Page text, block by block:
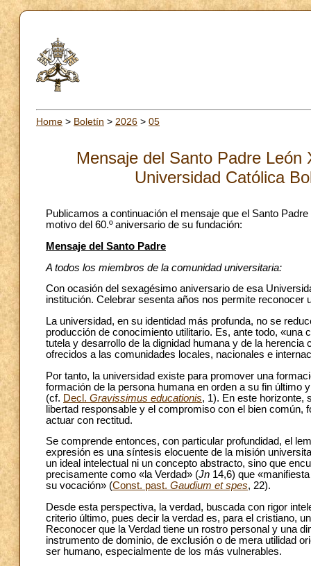
Home > Boletín > 2026 > 05
Mensaje del Santo Padre León
Universidad Católica
Publicamos a continuación el mensaje que el Santo
motivo del 60.º aniversario de su fundación:
Mensaje del Santo Padre
A todos los miembros de la comunidad universitaria:
Con ocasión del sexagésimo aniversario de esa
institución. Celebrar sesenta años nos permite
La universidad, en su identidad más profunda, no se
producción de conocimiento utilitario. Es, ante todo,
tutela y desarrollo de la dignidad humana y de la
ofrecidos a las comunidades locales, nacionales e
Por tanto, la universidad existe para promover una
formación de la persona humana en orden a su fin último
(cf. Decl. Gravissimus educationis, 1). En este horizonte,
libertad responsable y el compromiso con el bien
actuar con rectitud.
Se comprende entonces, con particular profundidad, el
expresión es una síntesis elocuente de la misión
un ideal intelectual ni un concepto abstracto, sino que
precisamente como «la Verdad» (Jn 14,6) que
su vocación» (Const. past. Gaudium et spes, 22).
Desde esta perspectiva, la verdad, buscada con rigor
criterio último, pues decir la verdad es, para el cristiano,
Reconocer que la Verdad tiene un rostro personal y una
instrumento de dominio, de exclusión o de mera utilidad
ser humano, especialmente de los más vulnerables.